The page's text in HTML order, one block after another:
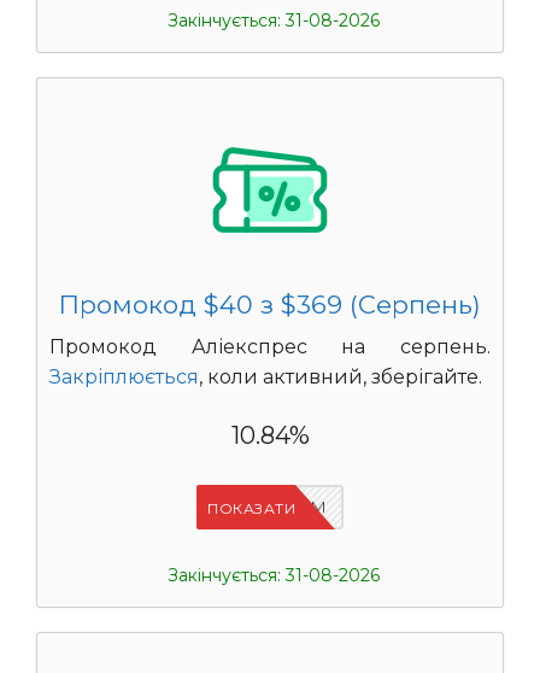
Закінчується: 31-08-2026
Промокод $40 з $369 (Серпень)
Промокод Аліекспрес на серпень.
Закріплюється, коли активний, зберігайте.
10.84%
IFP33WRM
ПОКАЗАТИ
Закінчується: 31-08-2026